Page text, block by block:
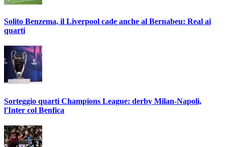
Solito Benzema, il Liverpool cade anche al Bernabeu: Real ai
quarti
Sorteggio quarti Champions League: derby Milan-Napoli,
l'Inter col Benfica